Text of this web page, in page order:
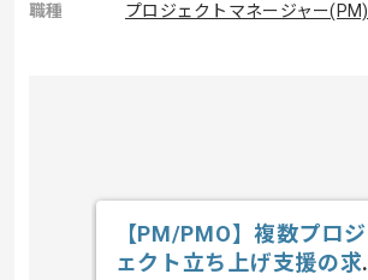
職種
プロジェクトマネージャー(PM)
【PM/PMO】複数プロジ
ェクト立ち上げ支援の求